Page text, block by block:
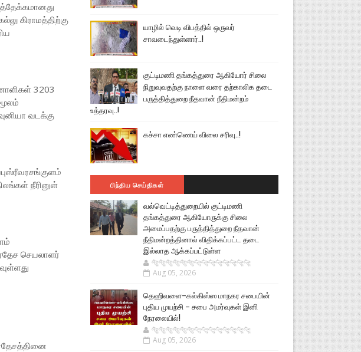
கிராமத்திற்கு
3203
வடக்கு
நீரினுள்
செயலாளர்
யாழில் வெடி விபத்தில் ஒருவர்
சாவடைந்துள்ளார்..!
குட்டிமணி தங்கத்துரை ஆகியோர் சிலை
நிறுவுவதற்கு நாளை வரை தற்காலிக தடை
பருத்தித்துறை நீதவான் நீதிமன்றம்
உத்தரவு..!
கச்சா எண்ணெய் விலை சரிவு..!
பிந்திய செய்திகள்
வல்வெட்டித்துறையில் குட்டிமணி
தங்கத்துரை ஆகியோருக்கு சிலை
அமைப்பதற்கு பருத்தித்துறை நீதவான்
நீதிமன்றத்தினால் விதிக்கப்பட்ட தடை
இல்லாத ஆக்கப்பட்டுள்ள
🐅🐅🐅🐅🐅🐅🐆🐆🐆🐆🐆🐆🐆🐆
Aug 05, 2026
தெஹிவளை–கல்கிஸ்ஸ மாநகர சபையின்
புதிய முயற்சி – சபை அமர்வுகள் இனி
நேரலையில்!
🐅🐅🐅🐅🐅🐅🐆🐆🐆🐆🐆🐆🐆🐆
Aug 05, 2026